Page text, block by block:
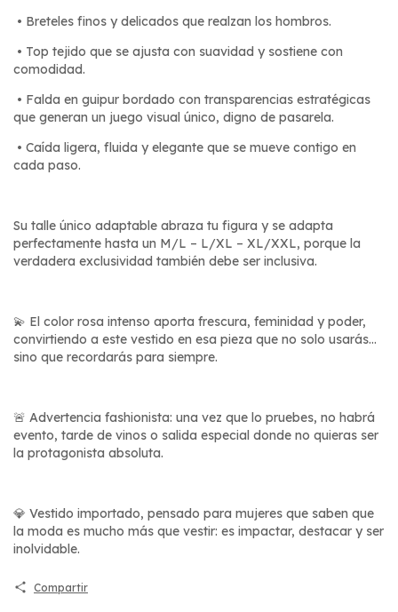
• Breteles finos y delicados que realzan los hombros.
• Top tejido que se ajusta con suavidad y sostiene con
comodidad.
• Falda en guipur bordado con transparencias estratégicas
que generan un juego visual único, digno de pasarela.
• Caída ligera, fluida y elegante que se mueve contigo en
cada paso.
Su talle único adaptable abraza tu figura y se adapta
perfectamente hasta un M/L – L/XL – XL/XXL, porque la
verdadera exclusividad también debe ser inclusiva.
💫 El color rosa intenso aporta frescura, feminidad y poder,
convirtiendo a este vestido en esa pieza que no solo usarás…
sino que recordarás para siempre.
🚨 Advertencia fashionista: una vez que lo pruebes, no habrá
evento, tarde de vinos o salida especial donde no quieras ser
la protagonista absoluta.
💎 Vestido importado, pensado para mujeres que saben que
la moda es mucho más que vestir: es impactar, destacar y ser
inolvidable.
Compartir